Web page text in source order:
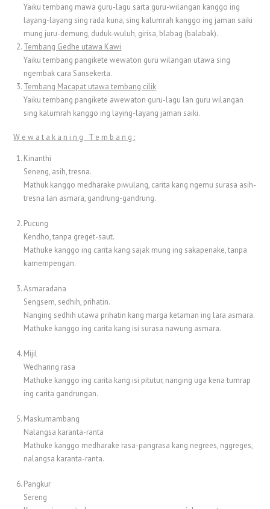
Yaiku tembang mawa guru-lagu sarta guru-wilangan kanggo ing
layang-layang sing rada kuna, sing kalumrah kanggo ing jaman saiki
mung juru-demung, duduk-wuluh, girisa, blabag (balabak).
Tembang Gedhe utawa Kawi
Yaiku tembang pangikete wewaton guru wilangan utawa sing
ngembak cara Sansekerta.
Tembang Macapat utawa tembang cilik
Yaiku tembang pangikete awewaton guru-lagu lan guru wilangan
sing kalumrah kanggo ing laying-layang jaman saiki.
W e w a t a k a n i n g T e m b a n g :
Kinanthi
Seneng, asih, tresna.
Mathuk kanggo medharake piwulang, carita kang ngemu surasa asih-
tresna lan asmara, gandrung-gandrung.
Pucung
Kendho, tanpa greget-saut.
Mathuke kanggo ing carita kang sajak mung ing sakapenake, tanpa
kamempengan.
Asmaradana
Sengsem, sedhih, prihatin.
Nanging sedhih utawa prihatin kang marga ketaman ing lara asmara.
Mathuke kanggo ing carita kang isi surasa nawung asmara.
Mijil
Wedharing rasa
Mathuke kanggo ing carita kang isi pitutur, nanging uga kena tumrap
ing carita gandrungan.
Maskumambang
Nalangsa karanta-ranta
Mathuke kanggo medharake rasa-pangrasa kang negrees, nggreges,
nalangsa karanta-ranta.
Pangkur
Sereng